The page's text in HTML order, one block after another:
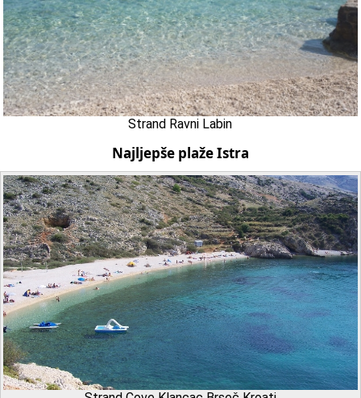
Strand Ravni Labin
Najljepše plaže Istra